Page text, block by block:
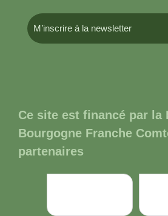
M’inscrire à la newsletter
Ce site est financé par la
Bourgogne Franche
partenaires